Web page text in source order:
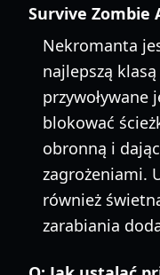
Survive Zombie
Nekromanta
najlepszą
blokować
obronną i
zagrożeniami.
również
zarabiania